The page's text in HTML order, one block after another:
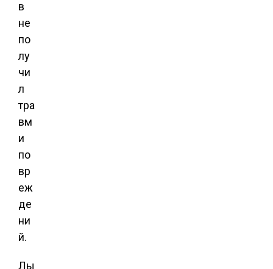
в
не
по
лу
чи
л
тра
вм
и
по
вр
еж
де
ни
й.
Лы